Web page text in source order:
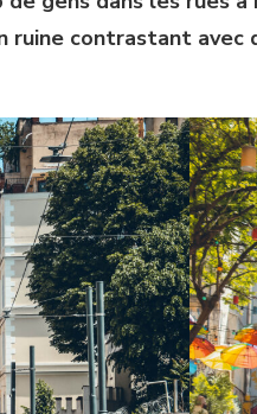
ruine contrastant